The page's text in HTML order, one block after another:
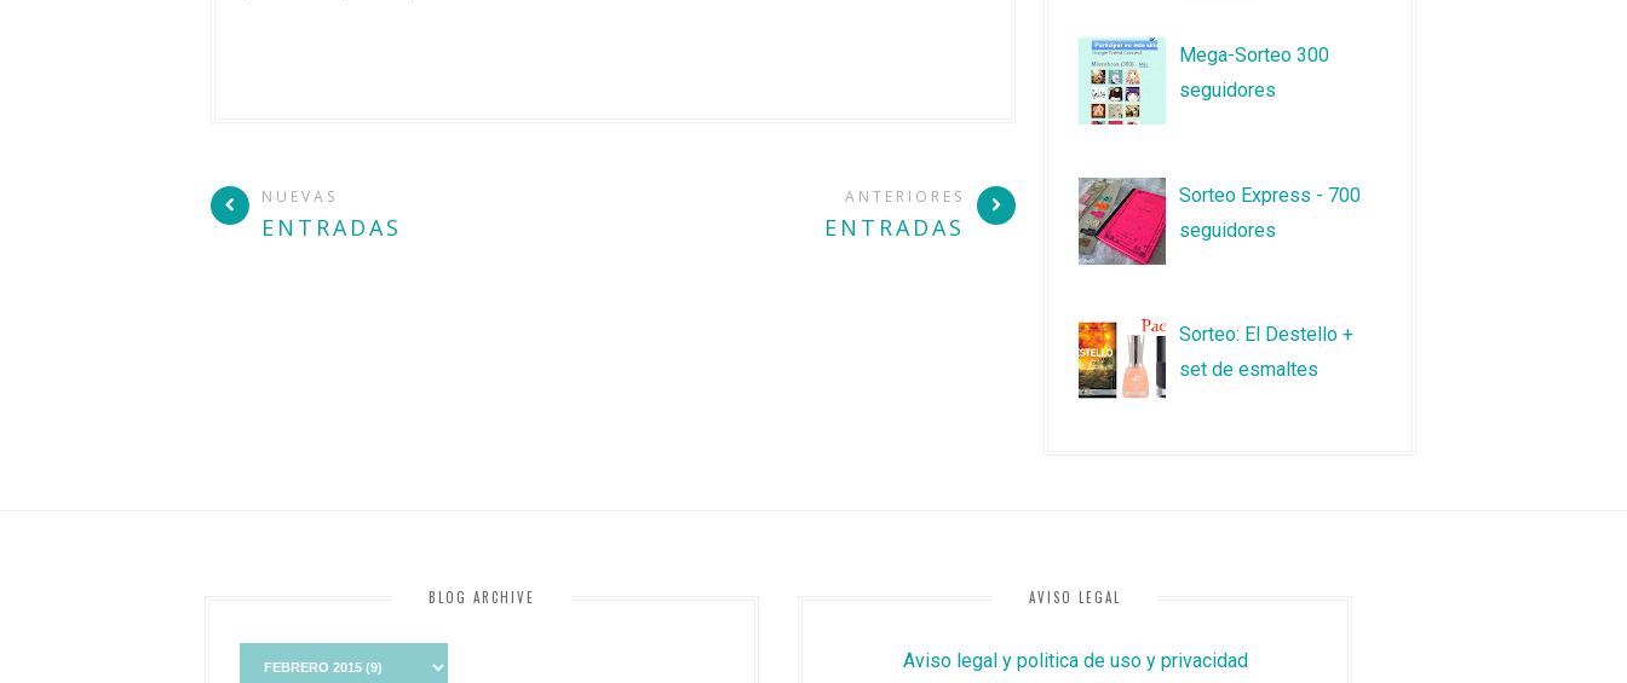
NUEVAS
ENTRADAS
ANTERIORES
ENTRADAS
Mega-Sorteo 300
seguidores
Sorteo Express - 700
seguidores
Sorteo: El Destello +
set de esmaltes
BLOG ARCHIVE AVISO LEGAL
Aviso legal y politica de uso y privacidad